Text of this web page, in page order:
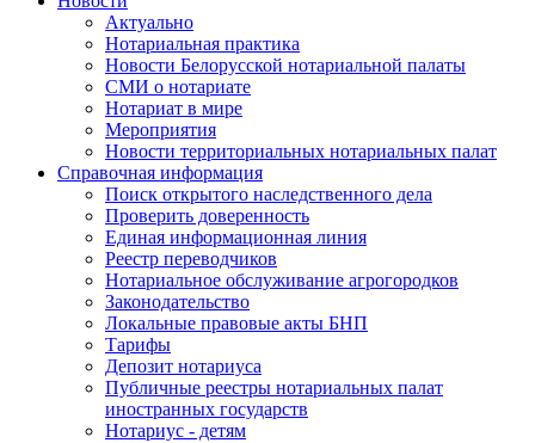
Актуально
Нотариальная практика
Новости Белорусской нотариальной палаты
СМИ о нотариате
Нотариат в мире
Мероприятия
Новости территориальных нотариальных палат
Справочная информация
Поиск открытого наследственного дела
Проверить доверенность
Единая информационная линия
Реестр переводчиков
Нотариальное обслуживание агрогородков
Законодательство
Локальные правовые акты БНП
Тарифы
Депозит нотариуса
Публичные реестры нотариальных палат
иностранных государств
Нотариус - детям